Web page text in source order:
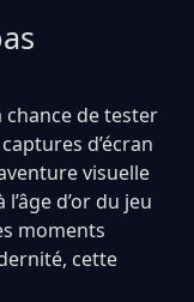
de tester
d’écran
visuelle
d’or du jeu
moments
cette